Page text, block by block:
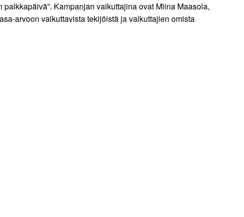
Kampanjan vaikuttajina ovat Miina Maasola,
arvoon vaikuttavista tekijöistä ja vaikuttajien omista